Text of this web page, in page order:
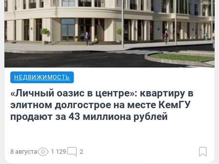
НЕДВИЖИМОСТЬ
«Личный оазис в центре»: квартиру в
элитном долгострое на месте КемГУ
продают за 43 миллиона рублей
8 августа 1 129 2